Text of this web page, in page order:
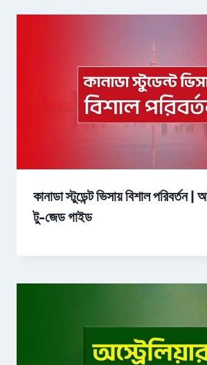
কানাডা স্টুডেন্ট ভিসায় বিশাল পরিবর্তন
টু-জেড গাইড